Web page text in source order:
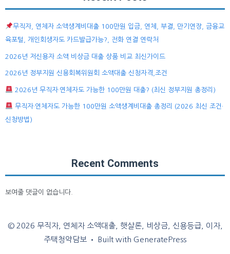
무직자, 연체자 소액생계비대출 100만원 입금, 연체, 부결, 만기연장, 금융교
육포털, 개인회생자도 카드발급가능?, 전화 연결 연락처
2026년 저신용자 소액 비상금 대출 상품 비교 최신가이드
2026년 정부지원 신용회복위원회 소액대출 신청자격,조건
2026년 무직자·연체자도 가능한 100만원 대출? (최신 정부지원 총정리)
무직자·연체자도 가능한 100만원 소액생계비대출 총정리 (2026 최신 조건·
신청방법)
Recent Comments
보여줄 댓글이 없습니다.
© 2026 무직자, 연체자 소액대출, 햇살론, 비상금, 신용등급, 이자,
주택청약담보 • Built with GeneratePress